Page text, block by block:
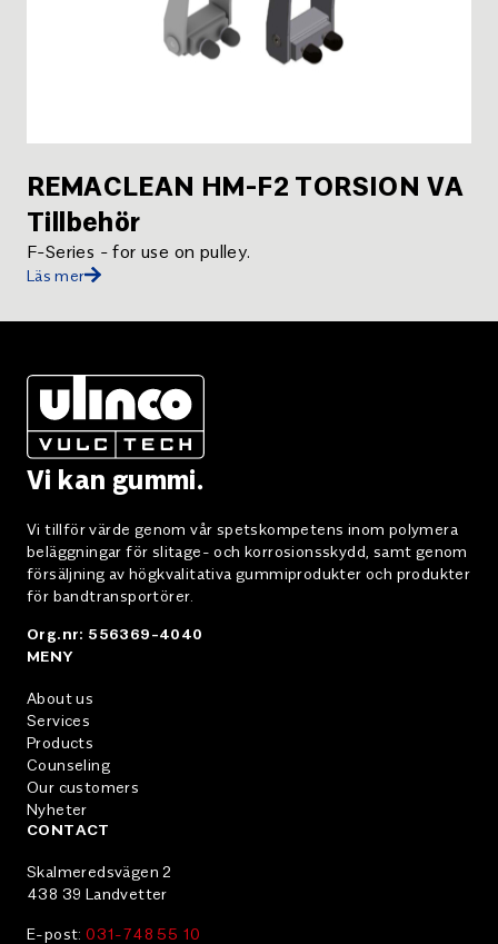
REMACLEAN HM-F2 TORSION VA
Tillbehör
F-Series - for use on pulley.
Läs mer
Vi kan gummi.
Vi tillför värde genom vår spetskompetens inom polymera
beläggningar för slitage- och korrosionsskydd, samt genom
försäljning av högkvalitativa gummiprodukter och produkter
för bandtransportörer.
Org.nr: 556369-4040
MENY
About us
Services
Products
Counseling
Our customers
Nyheter
CONTACT
Skalmeredsvägen 2
438 39 Landvetter
E-post:031-748 55 10